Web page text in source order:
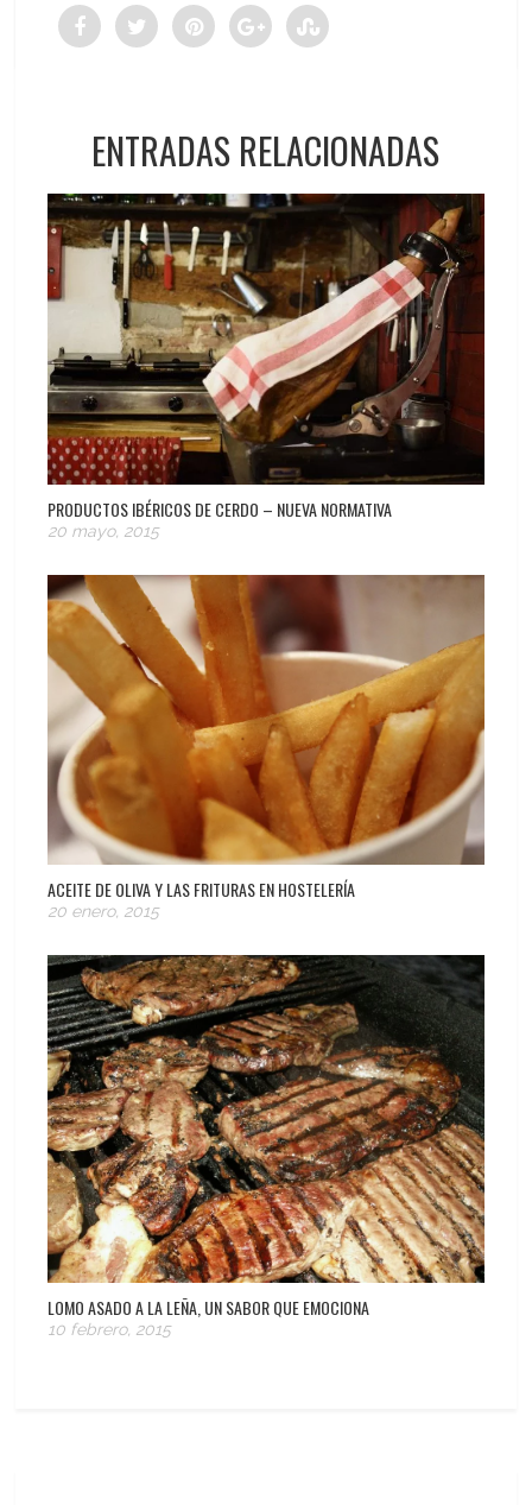
ENTRADAS RELACIONADAS
PRODUCTOS IBÉRICOS DE CERDO – NUEVA NORMATIVA
20 mayo, 2015
ACEITE DE OLIVA Y LAS FRITURAS EN HOSTELERÍA
20 enero, 2015
LOMO ASADO A LA LEÑA, UN SABOR QUE EMOCIONA
10 febrero, 2015